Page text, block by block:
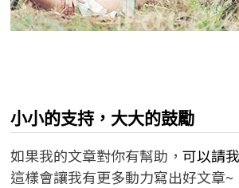
小小的支持，大大的鼓勵
如果我的文章對你有幫助， 可以請
這樣會讓我有更多動力寫出好文章~